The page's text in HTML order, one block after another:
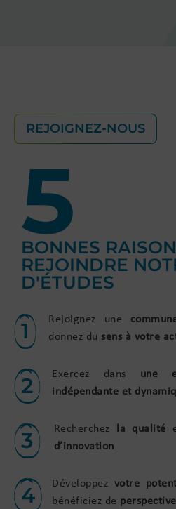
REJOIGNEZ-NOUS
5
BONNES
REJOINDRE
D'ÉTUDES
1 Rejoignez une
donnez du sens à votre
2 Exercez dans une
indépendante et
3 Recherchez la qualité
d’innovation
4 Développez votre
bénéficiez de